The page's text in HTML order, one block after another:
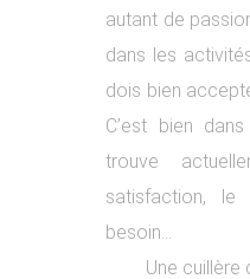
autant de
dans les
dois bien
C’est bien
trouve
satisfaction,
besoin…
Une cuillère